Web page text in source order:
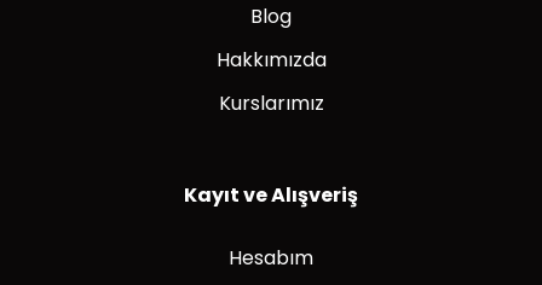
Blog
Hakkımızda
Kurslarımız
Kayıt ve Alışveriş
Hesabım